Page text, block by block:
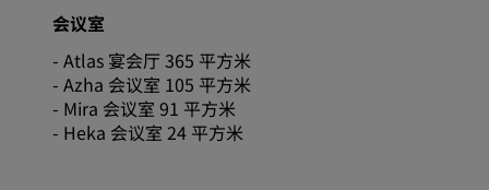
会议室
- Atlas 宴会厅 365 平方米
- Azha 会议室 105 平方米
- Mira 会议室 91 平方米
- Heka 会议室 24 平方米